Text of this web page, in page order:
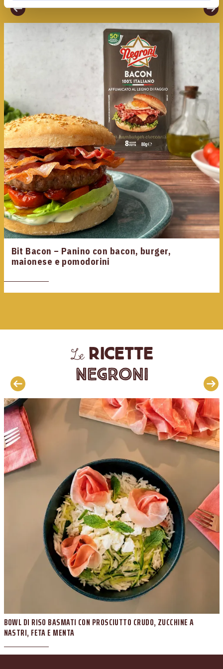
Bit Bacon – Panino con bacon, burger,
maionese e pomodorini
Lericette
Negroni
BOWL DI RISO BASMATI CON PROSCIUTTO CRUDO, ZUCCHINE A
NASTRI, FETA E MENTA